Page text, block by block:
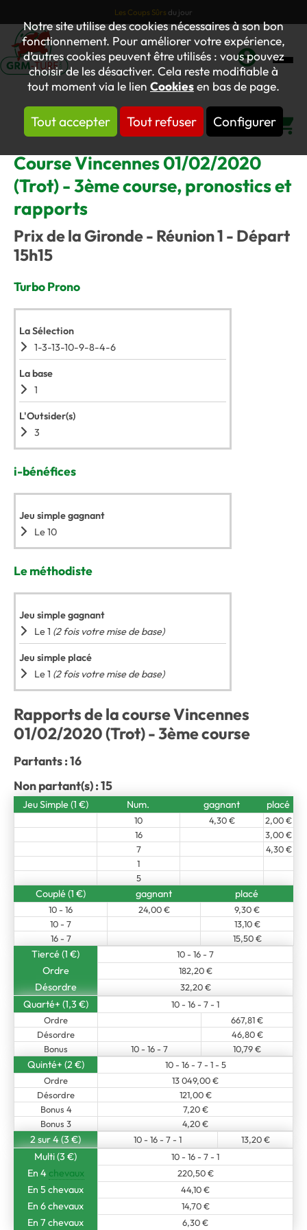
Notre site utilise des cookies nécessaires à son bon
fonctionnement. Pour améliorer votre expérience,
d’autres cookies peuvent être utilisés : vous pouvez
choisir de les désactiver. Cela reste modifiable à
tout moment via le lien Cookiesen bas de page.
Tout accepter Tout refuser Configurer
Les Coups Sûrs du jour
Mon
compte
Course Vincennes 01/02/2020
(Trot) - 3ème course, pronostics et
rapports
Prix de la Gironde - Réunion 1 - Départ
15h15
Turbo Prono
La Sélection
1-3-13-10-9-8-4-6
La base
1
L'Outsider(s)
3
i-bénéfices
Jeu simple gagnant
Le 10
Le méthodiste
Jeu simple gagnant
Le 1 (2 fois votre mise de base)
Jeu simple placé
Le 1 (2 fois votre mise de base)
Rapports de la course Vincennes
01/02/2020 (Trot) - 3ème course
Partants : 16
Non partant(s) : 15
Jeu Simple (1 €) Num. gagnant placé
10 4,30 €
2,00 €
16
3,00 €
7
4,30 €
1
5
Couplé (1 €) gagnant placé
10 - 16 24,00 €
9,30 €
10 - 7
13,10 €
16 - 7
15,50 €
Tiercé (1 €) 10 - 16 - 7
Ordre 182,20 €
Désordre 32,20 €
Quarté+ (1,3 €)
10 - 16 - 7 - 1
Ordre
667,81 €
Désordre
46,80 €
Bonus
10 - 16 - 7 10,79 €
Quinté+ (2 €)
10 - 16 - 7 - 1 - 5
Ordre
13 049,00 €
Désordre
121,00 €
Bonus 4
7,20 €
Bonus 3
4,20 €
2 sur 4 (3 €) 10 - 16 - 7 - 1 13,20 €
Multi (3 €) 10 - 16 - 7 - 1
En 4 chevaux 220,50 €
En 5 chevaux 44,10 €
En 6 chevaux 14,70 €
En 7 chevaux 6,30 €